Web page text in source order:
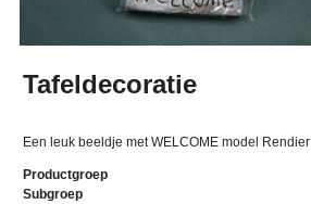
Tafeldecoratie
Een leuk beeldje met WELCOME model Rendier
Productgroep
Subgroep